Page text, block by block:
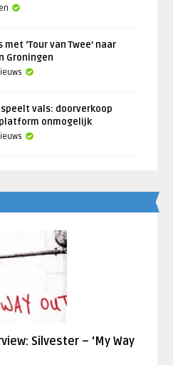
met ‘Tour van Twee’ naar
Groningen
vals: doorverkoop
onmogelijk
Silvester – ‘My Way